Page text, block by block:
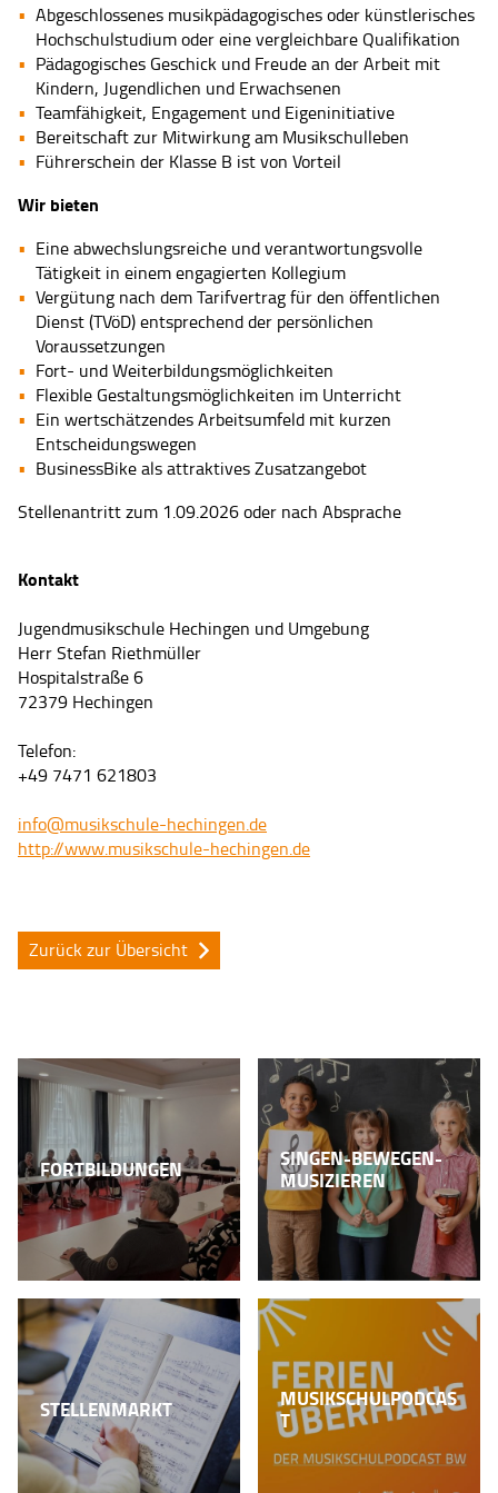
Abgeschlossenes musikpädagogisches oder künstlerisches
Hochschulstudium oder eine vergleichbare Qualifikation
Pädagogisches Geschick und Freude an der Arbeit mit
Kindern, Jugendlichen und Erwachsenen
Teamfähigkeit, Engagement und Eigeninitiative
Bereitschaft zur Mitwirkung am Musikschulleben
Führerschein der Klasse B ist von Vorteil
Wir bieten
Eine abwechslungsreiche und verantwortungsvolle
Tätigkeit in einem engagierten Kollegium
Vergütung nach dem Tarifvertrag für den öffentlichen
Dienst (TVöD) entsprechend der persönlichen
Voraussetzungen
Fort- und Weiterbildungsmöglichkeiten
Flexible Gestaltungsmöglichkeiten im Unterricht
Ein wertschätzendes Arbeitsumfeld mit kurzen
Entscheidungswegen
BusinessBike als attraktives Zusatzangebot
Stellenantritt zum 1.09.2026 oder nach Absprache
Kontakt
Jugendmusikschule Hechingen und Umgebung
Herr Stefan Riethmüller
Hospitalstraße 6
72379 Hechingen
Telefon:
+49 7471 621803
info@musikschule-hechingen.de
http://www.musikschule-hechingen.de
Zurück zur Übersicht
FORTBILDUNGEN
SINGEN-BEWEGEN-
MUSIZIEREN
STELLENMARKT
MUSIKSCHULPODCAS
T